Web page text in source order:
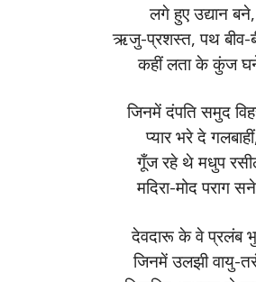
लगे हुए उद्यान बने,
ऋजु-प्रशस्त, पथ बीव-
कहीं लता के कुंज
जिनमें दंपति समुद
प्यार भरे दे
गूँज रहे थे मधुप
मदिरा-मोद पराग
देवदारू के वे प्रलंब
जिनमें उलझी वायु-